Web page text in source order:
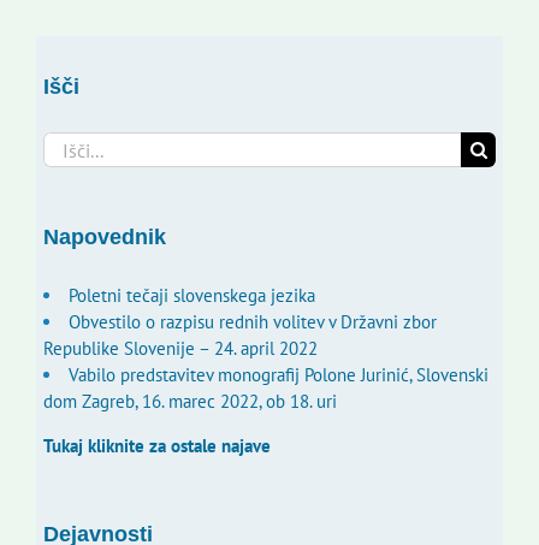
Išči
Search
for:
Napovednik
Poletni tečaji slovenskega jezika
Obvestilo o razpisu rednih volitev v Državni zbor
Republike Slovenije – 24. april 2022
Vabilo predstavitev monografij Polone Jurinić, Slovenski
dom Zagreb, 16. marec 2022, ob 18. uri
Tukaj kliknite za ostale najave
Dejavnosti